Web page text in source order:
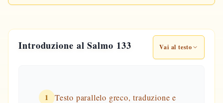
Introduzione al Salmo 133 Vai al testo
1
Testo parallelo greco, traduzione e